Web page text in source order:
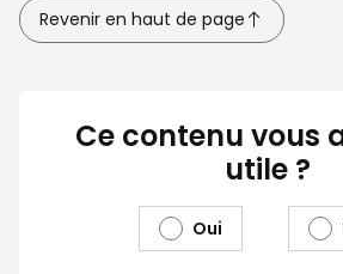
Revenir en haut de page
Ce contenu vous
utile ?
Oui